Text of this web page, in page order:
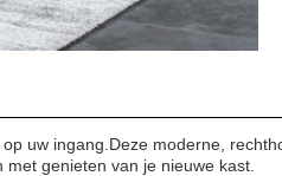
uw ingang.Deze moderne,
genieten van je nieuwe kast.